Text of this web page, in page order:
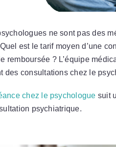
ne sont pas des
est le tarif moyen d’une
remboursée ? L’équipe
des consultations chez le
chez le psychologue suit
psychiatrique.